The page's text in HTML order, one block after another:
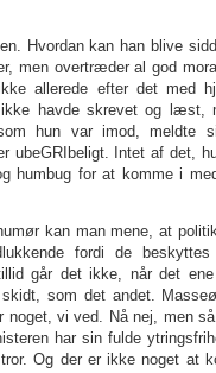
Hvordan kan han blive
men overtræder al god
allerede efter det med
havde skrevet og læst,
hun var imod, meldte
ubeGRIbeligt. Intet af det,
humbug for at komme i
kan man mene, at
fordi de
går det ikke, når det
som det andet.
noget, vi ved. Nå nej, men
har sin fulde
Og der er ikke noget at